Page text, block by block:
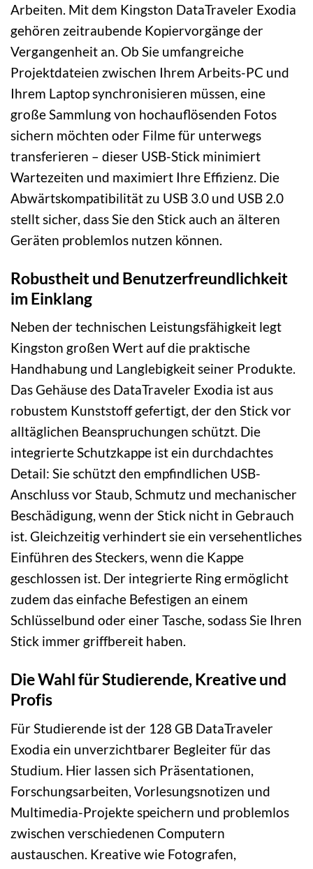
Arbeiten. Mit dem Kingston DataTraveler Exodia
gehören zeitraubende Kopiervorgänge der
Vergangenheit an. Ob Sie umfangreiche
Projektdateien zwischen Ihrem Arbeits-PC und
Ihrem Laptop synchronisieren müssen, eine
große Sammlung von hochauflösenden Fotos
sichern möchten oder Filme für unterwegs
transferieren – dieser USB-Stick minimiert
Wartezeiten und maximiert Ihre Effizienz. Die
Abwärtskompatibilität zu USB 3.0 und USB 2.0
stellt sicher, dass Sie den Stick auch an älteren
Geräten problemlos nutzen können.
Robustheit und Benutzerfreundlichkeit
im Einklang
Neben der technischen Leistungsfähigkeit legt
Kingston großen Wert auf die praktische
Handhabung und Langlebigkeit seiner Produkte.
Das Gehäuse des DataTraveler Exodia ist aus
robustem Kunststoff gefertigt, der den Stick vor
alltäglichen Beanspruchungen schützt. Die
integrierte Schutzkappe ist ein durchdachtes
Detail: Sie schützt den empfindlichen USB-
Anschluss vor Staub, Schmutz und mechanischer
Beschädigung, wenn der Stick nicht in Gebrauch
ist. Gleichzeitig verhindert sie ein versehentliches
Einführen des Steckers, wenn die Kappe
geschlossen ist. Der integrierte Ring ermöglicht
zudem das einfache Befestigen an einem
Schlüsselbund oder einer Tasche, sodass Sie Ihren
Stick immer griffbereit haben.
Die Wahl für Studierende, Kreative und
Profis
Für Studierende ist der 128 GB DataTraveler
Exodia ein unverzichtbarer Begleiter für das
Studium. Hier lassen sich Präsentationen,
Forschungsarbeiten, Vorlesungsnotizen und
Multimedia-Projekte speichern und problemlos
zwischen verschiedenen Computern
austauschen. Kreative wie Fotografen,